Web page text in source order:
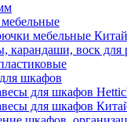
мебельные Китай
карандаши, воск для
шкафов
для шкафов
для шкафов